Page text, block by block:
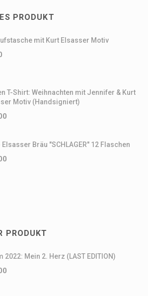
PRODUKT
mit Kurt Elsasser Motiv
T-Shirt: Weihnachten mit Jennifer & Kurt
Motiv (Handsigniert)
Elsasser Bräu "SCHLAGER" 12 Flaschen
PRODUKT
2022: Mein 2. Herz (LAST EDITION)